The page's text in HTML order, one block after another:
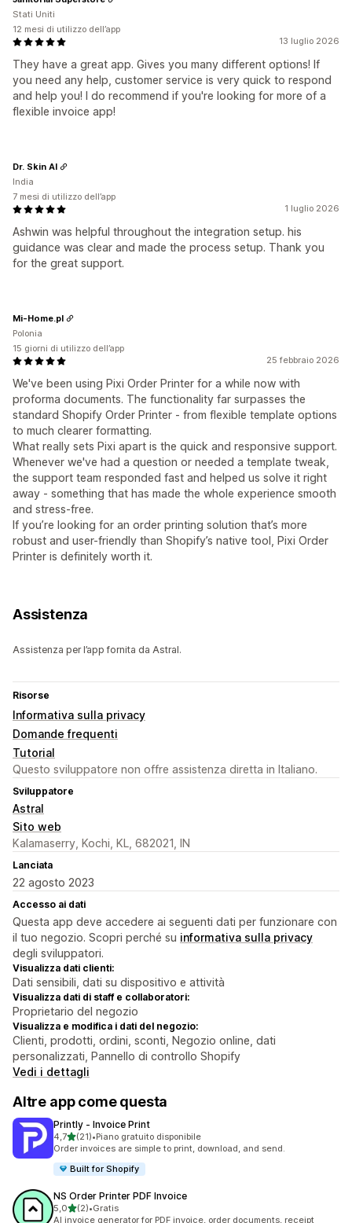
13 luglio 2026
They have a great app. Gives you many different options! If
you need any help, customer service is very quick to respond
and help you! I do recommend if you're looking for more of a
flexible invoice app!
Stati Uniti
12 mesi di utilizzo dell’app
1 luglio 2026
Ashwin was helpful throughout the integration setup. his
guidance was clear and made the process setup. Thank you
for the great support.
Dr. Skin AI
India
7 mesi di utilizzo dell’app
25 febbraio 2026
We've been using Pixi Order Printer for a while now with
proforma documents. The functionality far surpasses the
standard Shopify Order Printer - from flexible template options
to much clearer formatting.
What really sets Pixi apart is the quick and responsive support.
Whenever we've had a question or needed a template tweak,
the support team responded fast and helped us solve it right
away - something that has made the whole experience smooth
and stress-free.
If you’re looking for an order printing solution that’s more
robust and user-friendly than Shopify’s native tool, Pixi Order
Printer is definitely worth it.
Mi-Home.pl
Polonia
15 giorni di utilizzo dell’app
Assistenza
Assistenza per l’app fornita da Astral.
Risorse
Informativa sulla privacy
Domande frequenti
Tutorial
Questo sviluppatore non offre assistenza diretta in Italiano.
Sviluppatore
Astral
Sito web
Kalamaserry, Kochi, KL, 682021, IN
Lanciata
22 agosto 2023
Accesso ai dati
Questa app deve accedere ai seguenti dati per funzionare con
il tuo negozio. Scopri perché su informativa sulla privacy
degli sviluppatori.
Visualizza dati clienti:
Dati sensibili, dati su dispositivo e attività
Visualizza dati di staff e collaboratori:
Proprietario del negozio
Visualizza e modifica i dati del negozio:
Clienti, prodotti, ordini, sconti, Negozio online, dati
personalizzati, Pannello di controllo Shopify
Vedi i dettagli
Altre app come questa
Printly ‑ Invoice Print
4,7stelle su 5
(21)
21 recensioni totali
•Piano gratuito disponibile
Order invoices are simple to print, download, and send.
Built for Shopify
NS Order Printer PDF Invoice
5,0stelle su 5
(2)
2 recensioni totali
•Gratis
AI invoice generator for PDF invoice, order documents, receipt